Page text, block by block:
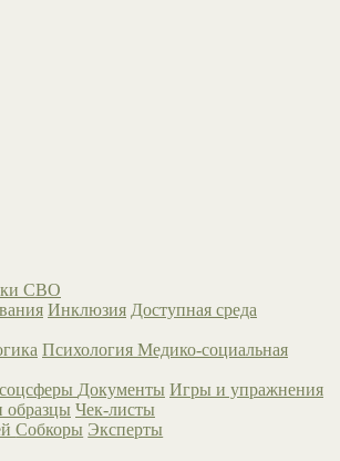
СВО
Инклюзия Доступная среда
Психология Медико-социальная
Документы Игры и упражнения
Чек-листы
Собкоры Эксперты